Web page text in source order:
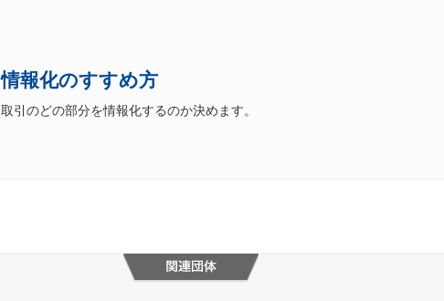
情報化のすすめ方
取引のどの部分を情報化するのか決めます。